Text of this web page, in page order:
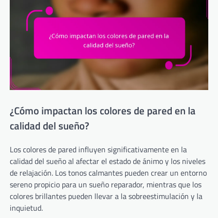
¿Cómo impactan los colores de pared en la
calidad del sueño?
Los colores de pared influyen significativamente en la
calidad del sueño al afectar el estado de ánimo y los niveles
de relajación. Los tonos calmantes pueden crear un entorno
sereno propicio para un sueño reparador, mientras que los
colores brillantes pueden llevar a la sobreestimulación y la
inquietud.